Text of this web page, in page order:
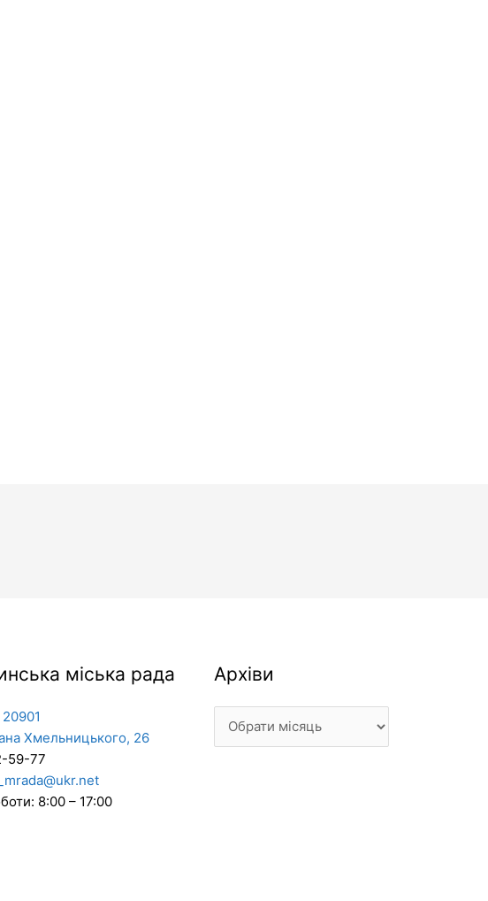
міська рада
Хмельницького, 26
59-77
8:00 – 17:00
Архіви
Архіви